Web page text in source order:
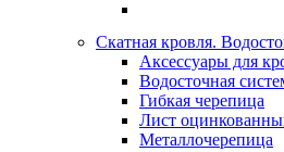
Скатная кровля.
Аксессуары для
Водосточная
Гибкая черепица
Лист
Металлочерепица